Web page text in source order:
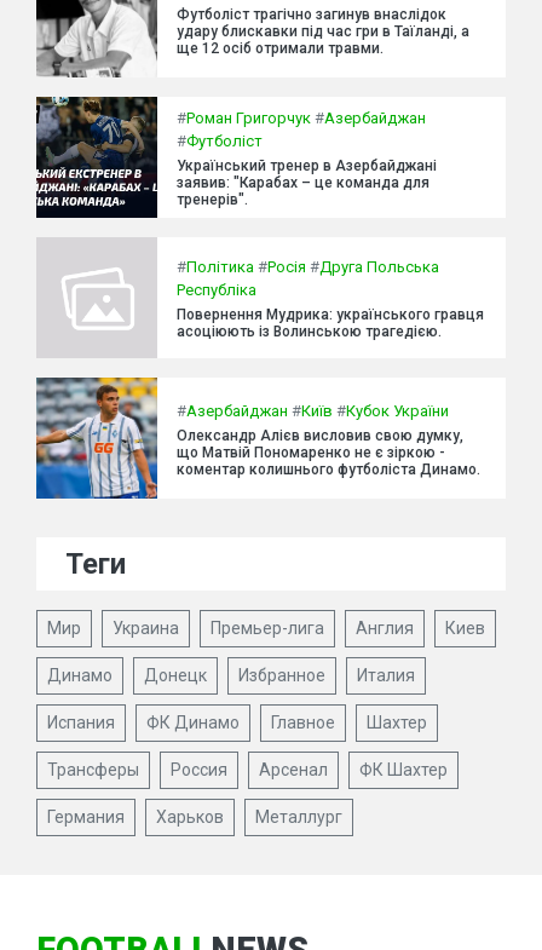
Футболіст трагічно загинув внаслідок
удару блискавки під час гри в Таїланді, а
ще 12 осіб отримали травми.
#Роман Григорчук #Азербайджан
#Футболіст
Український тренер в Азербайджані
заявив: "Карабах – це команда для
тренерів".
#Політика #Росія #Друга Польська
Республіка
Повернення Мудрика: українського гравця
асоціюють із Волинською трагедією.
#Азербайджан #Київ #Кубок України
Олександр Алієв висловив свою думку,
що Матвій Пономаренко не є зіркою -
коментар колишнього футболіста Динамо.
Теги
Мир Украина Премьер-лига Англия Киев
Динамо Донецк Избранное Италия
Испания ФК Динамо Главное Шахтер
Трансферы Россия Арсенал ФК Шахтер
Германия Харьков Металлург